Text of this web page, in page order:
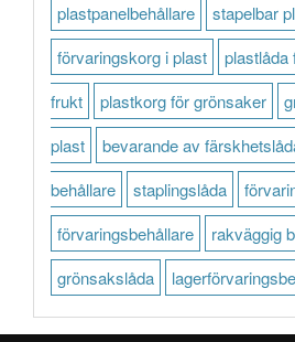
plastpanelbehållare
stapelbar
förvaringskorg i plast
plastlåda
frukt
plastkorg för grönsaker
plast
bevarande av
behållare
staplingslåda
förvaringsbehållare
rakväggig
grönsakslåda